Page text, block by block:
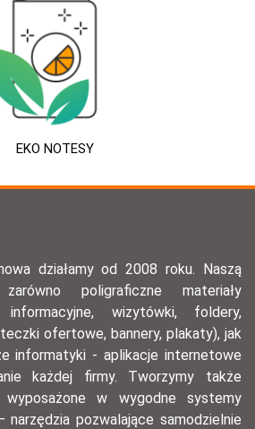
EKO NOTESY
działamy od 2008 roku. Naszą
poligraficzne materiały
wizytówki, foldery,
ofertowe, bannery, plakaty), jak
informatyki - aplikacje internetowe
każdej firmy. Tworzymy także
w wygodne systemy
narzędzia pozwalające samodzielnie